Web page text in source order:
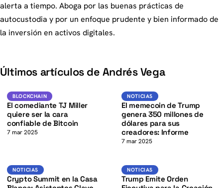
alerta a tiempo. Aboga por las buenas prácticas de
autocustodia y por un enfoque prudente y bien informado de
la inversión en activos digitales.
Últimos artículos de Andrés Vega
BLOCKCHAINBTC
K
BLOCKCHAIN
El comediante TJ Miller
quiere ser la cara
confiable de Bitcoin
7 mar 2025
Noticias
NOTICIAS
El memecoin de Trump
genera 350 millones de
dólares para sus
creadores: Informe
7 mar 2025
Noticias
NOTICIAS
Crypto Summit en la Casa
NOTICIAS BTC
NOTICIAS
Trump Emite Orden